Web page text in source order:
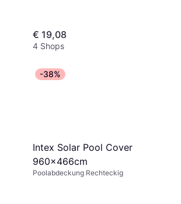
€ 19,08
4 Shops
-38%
Intex Solar Pool Cover
960x466cm
Poolabdeckung Rechteckig